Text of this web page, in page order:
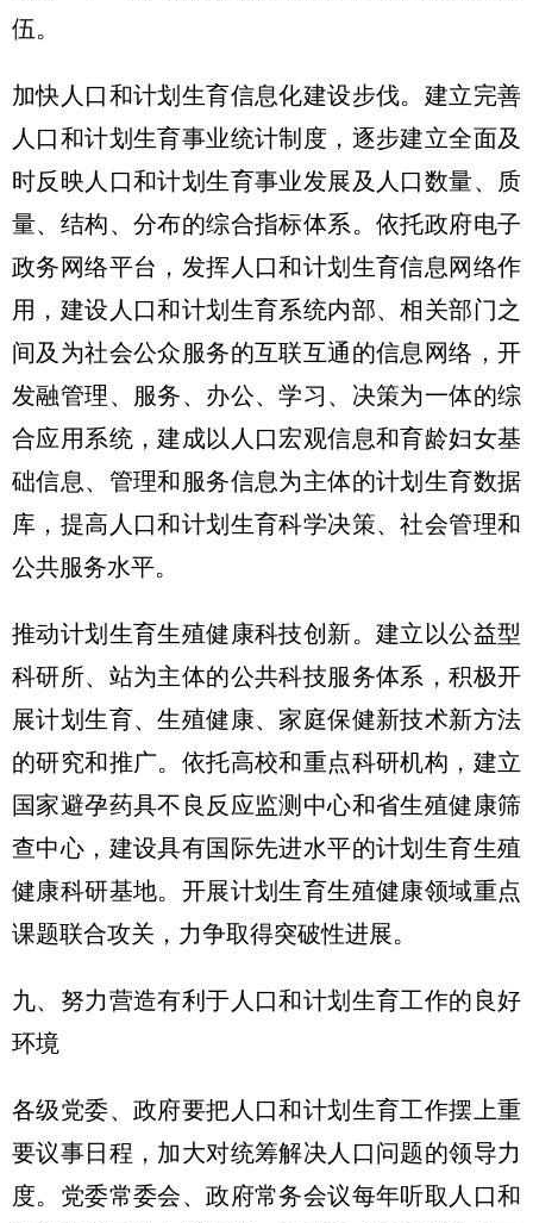
伍。
加快人口和计划生育信息化建设步伐。建立完善
人口和计划生育事业统计制度，逐步建立全面及
时反映人口和计划生育事业发展及人口数量、质
量、结构、分布的综合指标体系。依托政府电子
政务网络平台，发挥人口和计划生育信息网络作
用，建设人口和计划生育系统内部、相关部门之
间及为社会公众服务的互联互通的信息网络，开
发融管理、服务、办公、学习、决策为一体的综
合应用系统，建成以人口宏观信息和育龄妇女基
础信息、管理和服务信息为主体的计划生育数据
库，提高人口和计划生育科学决策、社会管理和
公共服务水平。
推动计划生育生殖健康科技创新。建立以公益型
科研所、站为主体的公共科技服务体系，积极开
展计划生育、生殖健康、家庭保健新技术新方法
的研究和推广。依托高校和重点科研机构，建立
国家避孕药具不良反应监测中心和省生殖健康筛
查中心，建设具有国际先进水平的计划生育生殖
健康科研基地。开展计划生育生殖健康领域重点
课题联合攻关，力争取得突破性进展。
九、努力营造有利于人口和计划生育工作的良好
环境
各级党委、政府要把人口和计划生育工作摆上重
要议事日程，加大对统筹解决人口问题的领导力
度。党委常委会、政府常务会议每年听取人口和